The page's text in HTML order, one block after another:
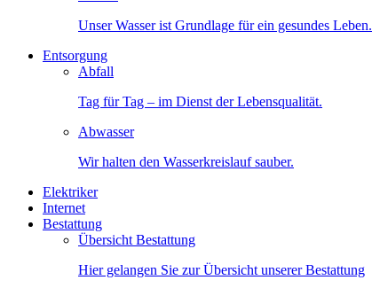
Unser Wasser ist Grundlage für ein gesundes Leben.
Entsorgung
Abfall
Tag für Tag – im Dienst der Lebensqualität.
Abwasser
Wir halten den Wasserkreislauf sauber.
Elektriker
Internet
Bestattung
Übersicht Bestattung
Hier gelangen Sie zur Übersicht unserer Bestattung